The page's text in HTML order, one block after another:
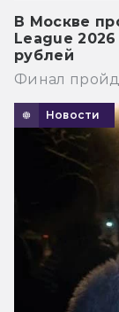
В Москве
League
рублей
Финал
Новости